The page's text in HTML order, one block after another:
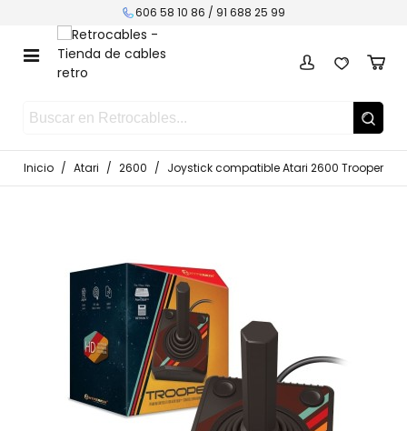
606 58 10 86 / 91 688 25 99
Inicio / Atari / 2600 / Joystick compatible Atari 2600 Trooper